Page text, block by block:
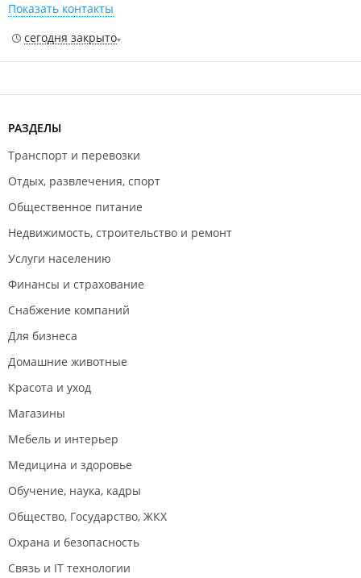
Показать контакты
сегодня закрыто
РАЗДЕЛЫ
Транспорт и перевозки
Отдых, развлечения, спорт
Общественное питание
Недвижимость, строительство и ремонт
Услуги населению
Финансы и страхование
Снабжение компаний
Для бизнеса
Домашние животные
Красота и уход
Магазины
Мебель и интерьер
Медицина и здоровье
Обучение, наука, кадры
Общество, Государство, ЖКХ
Охрана и безопасность
Связь и IT технологии